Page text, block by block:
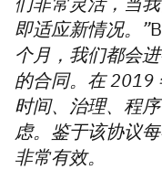
即适应新情况。”
个月，我们都会
的合同。在 2019
时间、治理、程
虑。鉴于该协议
非常有效。